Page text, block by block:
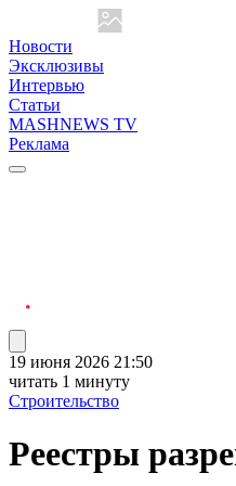
Новости
Эксклюзивы
Интервью
Статьи
MASHNEWS TV
Реклама
19 июня 2026 21:50
читать 1 минуту
Строительство
Реестры